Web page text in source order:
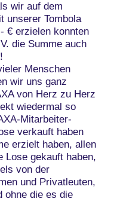
wir auf dem
unserer Tombola
€ erzielen konnten
die Summe auch
Menschen
wir uns ganz
von Herz zu Herz
wiedermal so
Mitarbeiter-
verkauft haben
erzielt haben, allen
Lose gekauft haben,
von der
und Privatleuten,
ohne die es die